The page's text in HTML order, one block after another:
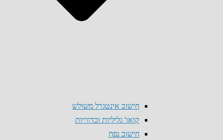
חישוב אינטגרל משולש
קואו' גליליות וכדוריות
חישוב נפח